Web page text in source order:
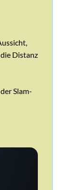
Distanz
Slam-